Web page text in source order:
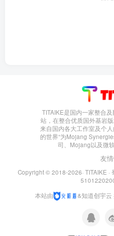
TITAIKE是国内一家整合
站，在整合优质国外基岩
来自国内各大工作室及个人
的世界”为Mojang
司、Mojang以及微
友
Copyright © 2018-2026· TITAIKE ·
本站由
&知道创宇云